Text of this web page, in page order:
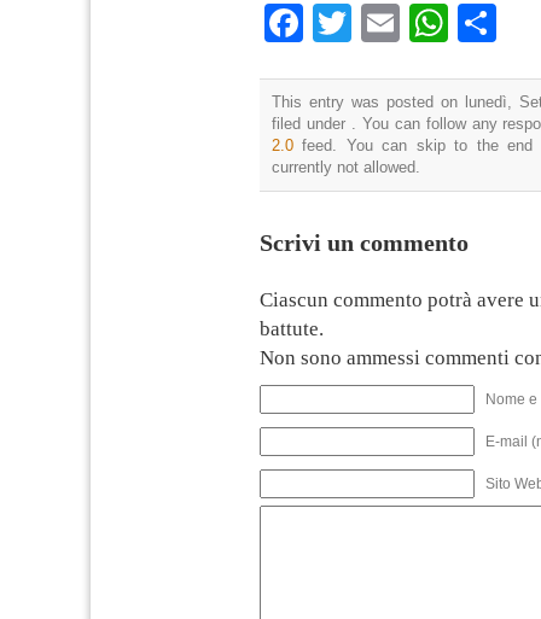
Facebook
TwitterEmail
This entry was posted on lunedì,
filed under . You can follow any
2.0 feed. You can skip to the end
currently not allowed.
Scrivi un commento
Ciascun commento potrà avere
battute.
Non sono ammessi commenti
Nome
E-mail
Sito